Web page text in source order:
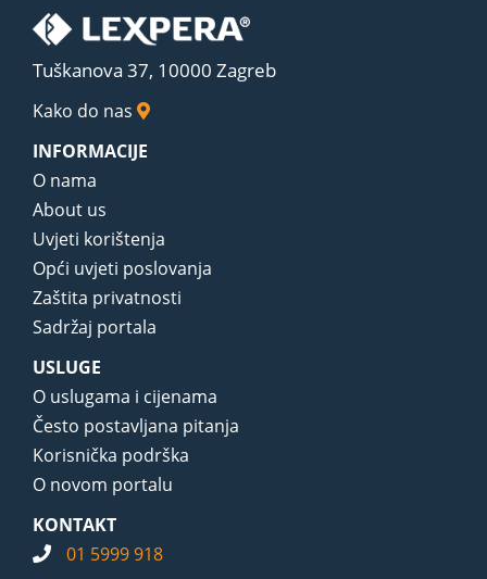
Tuškanova 37, 10000 Zagreb
Kako do nas
INFORMACIJE
O nama
About us
Uvjeti korištenja
Opći uvjeti poslovanja
Zaštita privatnosti
Sadržaj portala
USLUGE
O uslugama i cijenama
Često postavljana pitanja
Korisnička podrška
O novom portalu
KONTAKT
01 5999 918